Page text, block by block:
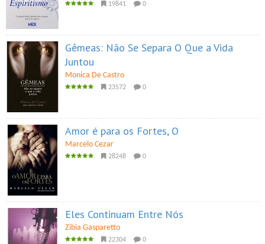
19841 0
Gêmeas: Não Se Separa O Que a Vida
Juntou
Monica De Castro
23572 0
Amor é para os Fortes, O
Marcelo Cezar
28248 0
Eles Continuam Entre Nós
Zibia Gasparetto
22304 0